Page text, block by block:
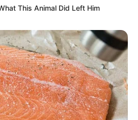
This Animal Did Left Him